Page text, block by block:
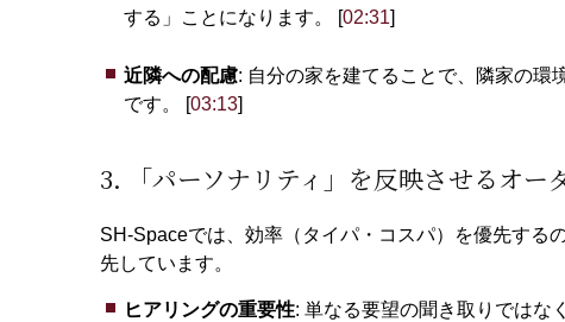
する」ことになります。 [02:31]
近隣への配慮: 自分の家を建てることで、隣家の環
です。 [03:13]
3. 「パーソナリティ」を反映させるオー
SH-Spaceでは、効率（タイパ・コスパ）を優先する
先しています。
ヒアリングの重要性: 単なる要望の聞き取りではな